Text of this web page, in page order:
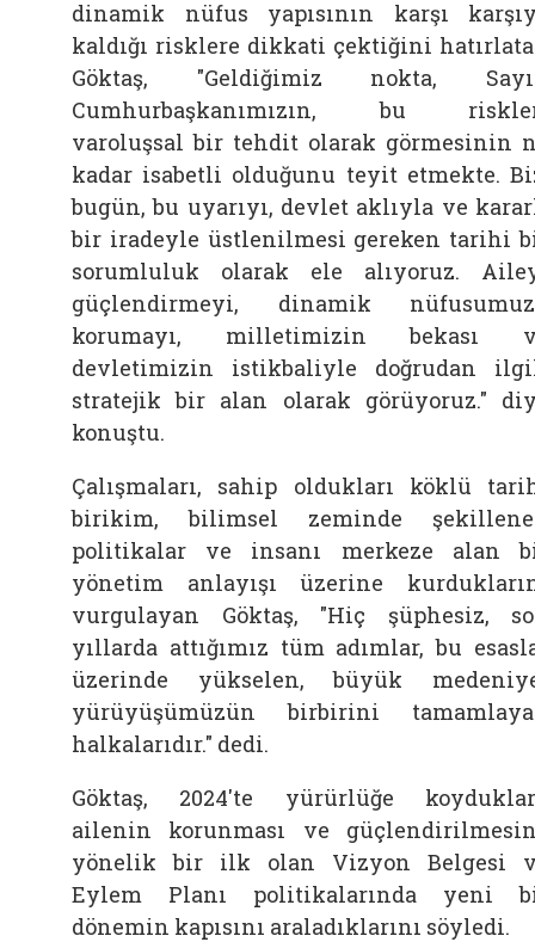
dinamik nüfus yapısının karşı
kaldığı risklere dikkati çektiğini
Göktaş, "Geldiğimiz nokta,
Cumhurbaşkanımızın, bu
varoluşsal bir tehdit olarak görmesinin
kadar isabetli olduğunu teyit etmekte.
bugün, bu uyarıyı, devlet aklıyla ve
bir iradeyle üstlenilmesi gereken tarihi
sorumluluk olarak ele alıyoruz.
güçlendirmeyi, dinamik
korumayı, milletimizin bekası
devletimizin istikbaliyle doğrudan
stratejik bir alan olarak görüyoruz."
konuştu.
Çalışmaları, sahip oldukları köklü
birikim, bilimsel zeminde
politikalar ve insanı merkeze alan
yönetim anlayışı üzerine
vurgulayan Göktaş, "Hiç şüphesiz,
yıllarda attığımız tüm adımlar, bu
üzerinde yükselen, büyük
yürüyüşümüzün birbirini
halkalarıdır." dedi.
Göktaş, 2024'te yürürlüğe
ailenin korunması ve
yönelik bir ilk olan Vizyon Belgesi
Eylem Planı politikalarında yeni
dönemin kapısını araladıklarını söyledi.